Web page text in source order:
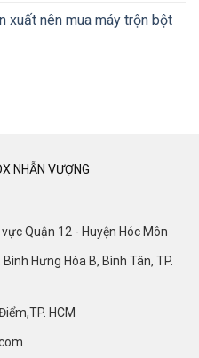
xuất nên mua máy trộn bột
NHẪN VƯỢNG
Quận 12 - Huyện Hóc Môn
Hưng Hòa B, Bình Tân, TP.
HCM